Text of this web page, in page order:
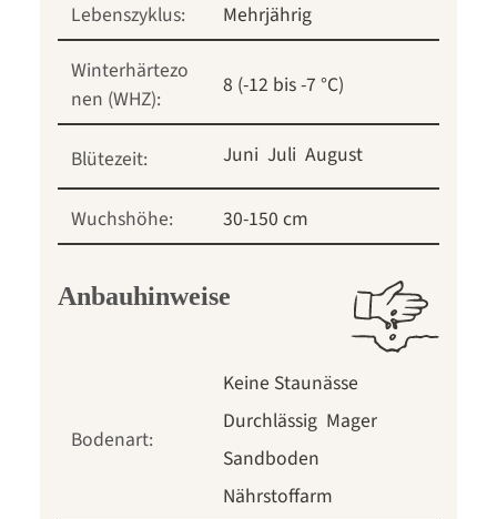
Lebenszyklus:
Mehrjährig
Winterhärtezo
nen (WHZ):
8 (-12 bis -7 °C)
Blütezeit: Juni Juli August
Wuchshöhe: 30-150 cm
Anbauhinweise
Bodenart:
Keine Staunässe
Durchlässig Mager
Sandboden
Nährstoffarm